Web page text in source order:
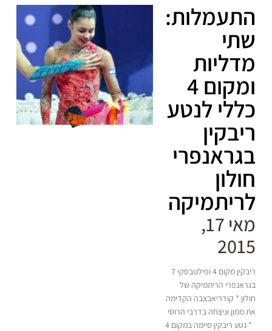
התעמלות:
שתי
מדליות
ומקום 4
כללי לנטע
ריבקין
בגראנפרי
חולון
לריתמיקה
מאי 17,
2015
ריבקין מקום 4 ופילנובסקי 7
בגראנפרי הריתמיקה של
חולון * קודריאבצבה הקדימה
את ממון וניצחה בדרבי הרוסי
* נטע ריבקין סיימה במקום 4